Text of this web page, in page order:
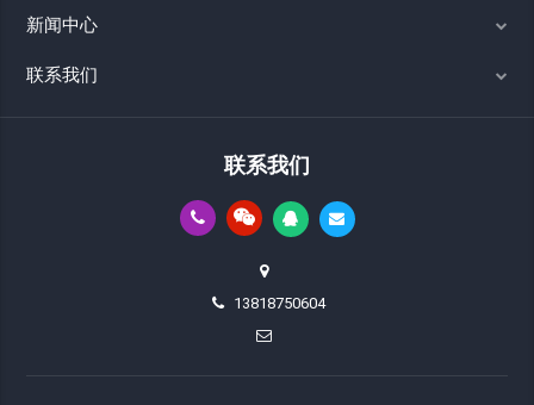
新闻中心
联系我们
联系我们
13818750604